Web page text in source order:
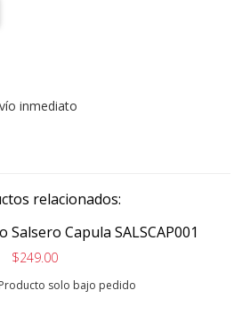
inmediato
relacionados:
Capula SALSCAP001
$249.00
Producto solo bajo pedido